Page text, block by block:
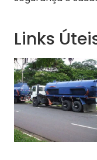
Links